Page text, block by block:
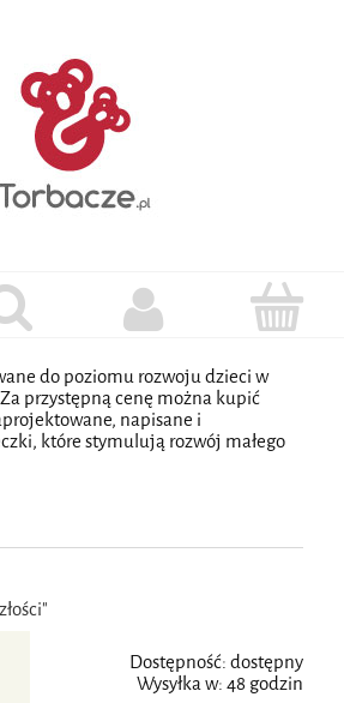
do poziomu rozwoju dzieci w
przystępną cenę można kupić
napisane i
które stymulują rozwój małego
Dostępność: dostępny
Wysyłka w: 48 godzin